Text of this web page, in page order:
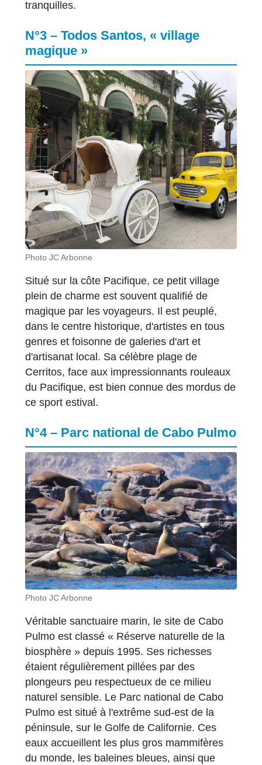
tranquilles.
N°3 – Todos Santos, « village
magique »
Photo JC Arbonne
Situé sur la côte Pacifique, ce petit village
plein de charme est souvent qualifié de
magique par les voyageurs. Il est peuplé,
dans le centre historique, d'artistes en tous
genres et foisonne de galeries d'art et
d'artisanat local. Sa célèbre plage de
Cerritos, face aux impressionnants rouleaux
du Pacifique, est bien connue des mordus de
ce sport estival.
N°4 – Parc national de Cabo Pulmo
Photo JC Arbonne
Véritable sanctuaire marin, le site de Cabo
Pulmo est classé « Réserve naturelle de la
biosphère » depuis 1995. Ses richesses
étaient régulièrement pillées par des
plongeurs peu respectueux de ce milieu
naturel sensible. Le Parc national de Cabo
Pulmo est situé à l'extrême sud-est de la
péninsule, sur le Golfe de Californie. Ces
eaux accueillent les plus gros mammifères
du monde, les baleines bleues, ainsi que